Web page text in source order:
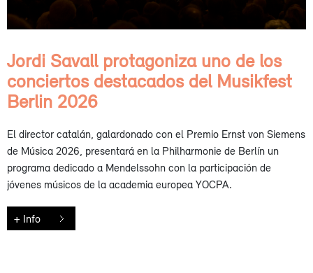
Jordi Savall protagoniza uno de los
conciertos destacados del Musikfest
Berlin 2026
El director catalán, galardonado con el Premio Ernst von Siemens
de Música 2026, presentará en la Philharmonie de Berlín un
programa dedicado a Mendelssohn con la participación de
jóvenes músicos de la academia europea YOCPA.
+ Info